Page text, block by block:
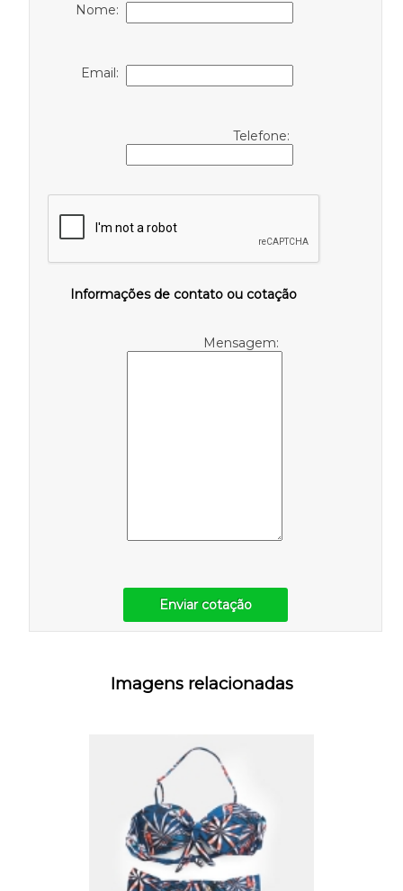
Nome:
Email:
Telefone:
Informações de contato ou cotação
Mensagem:
Enviar cotação
Imagens relacionadas